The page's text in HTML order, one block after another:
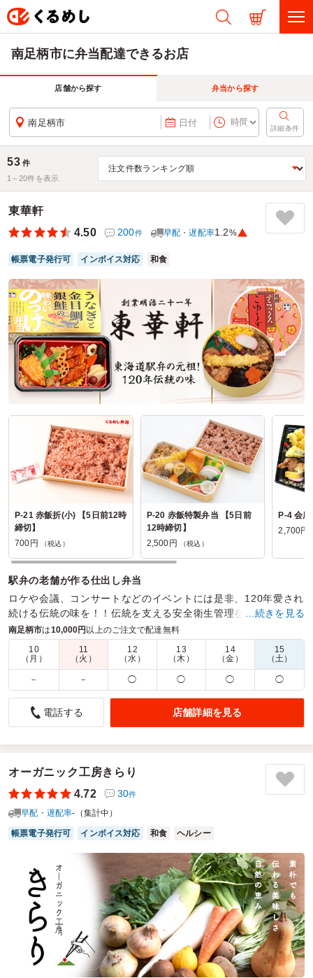
南足柄市に弁当配達できるお店
店舗から探す 弁当から探す
南足柄市 日付
詳細条件
53 件
1～20件を表示
東華軒
4.50
200件 早配・遅配率1.2%
帳票電子発行可 インボイス対応 和食
P-21 赤飯折(小) 【5日前12時
締切】
700円
（税込）
P-20 赤飯特製弁当 【5日前
12時締切】
2,500円
（税込）
P-4 会席
2,700円
駅弁の老舗が作る仕出し弁当
ロケや会議、コンサートなどのイベントには是非、120年愛され
続ける伝統の味を！！伝統を支える安全衛生管理を徹底したキ
ッチン・食品のみで作っております。
商品数： 締切日時： 2日前12:00 価格帯：
700円～4,850円
配達時間：
9:00～16:00
4.0
してもらいありがたかったです。配達の人も とても良い感
じの人で とても良かったです。また、機会があればたのも
うと思いました。また、いろんな人に紹介してもいいかな。
参加者の年齢：－男女比：－
神奈川県南足柄市関本2025/11/16
東華軒の口コミをもっと見る
…続きを見る
南足柄市は10,000円以上のご注文で配達無料
10
（月）
11
（火）
12
（水）
13
（木）
14
（金）
15
（土）
－ － ◯ ◯ ◯ ◯
電話する 店舗詳細を見る
オーガニック工房きらり
4.72
30件
早配・遅配率-（集計中）
帳票電子発行可 インボイス対応 和食 ヘルシー